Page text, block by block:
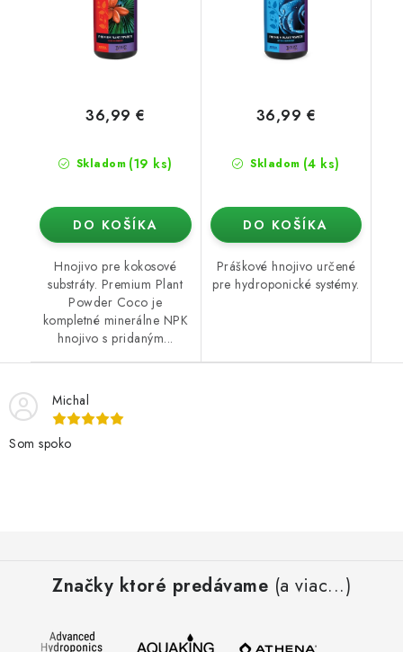
Skladom (19 ks)
36,99 €
DO KOŠÍKA
Hnojivo pre kokosové
substráty. Premium Plant
Powder Coco je
kompletné minerálne NPK
hnojivo s pridaným...
Skladom (4 ks)
36,99 €
DO KOŠÍKA
Práškové hnojivo určené
pre hydroponické systémy.
Michal
Som spoko
Značky ktoré predávame (a viac...)